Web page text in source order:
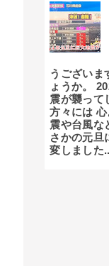
うございま
ょうか。
震が襲って
方々には
震や台風な
さかの元旦
変しました